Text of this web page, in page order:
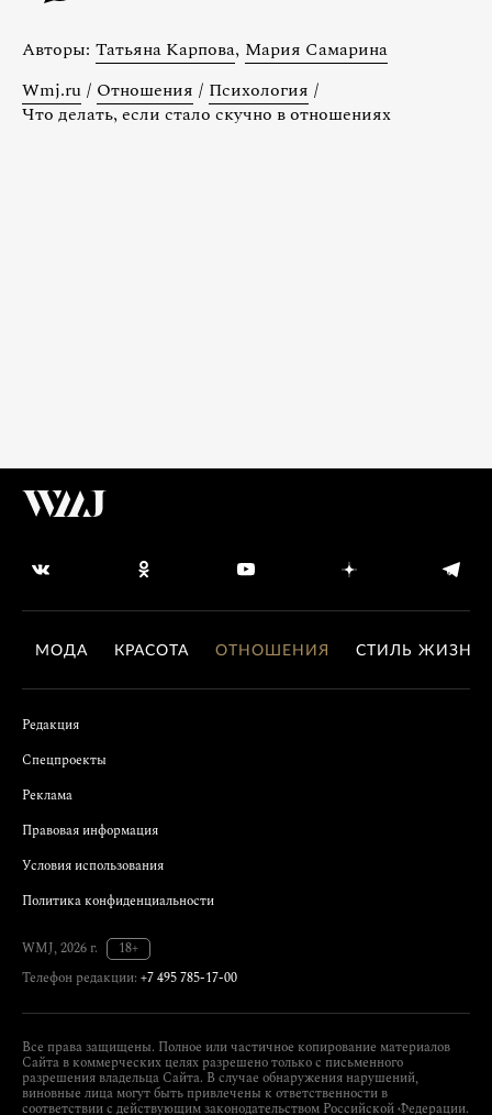
Авторы: Татьяна Карпова, Мария Самарина
Wmj.ru / Отношения / Психология /
Что делать, если стало скучно в отношениях
МОДА КРАСОТА ОТНОШЕНИЯ СТИЛЬ ЖИЗНИ
Редакция
Спецпроекты
Реклама
Правовая информация
Условия использования
Политика конфиденциальности
WMJ, 2026 г.
18+
Телефон редакции: +7 495 785-17-00
Все права защищены. Полное или частичное копирование материалов
Сайта в коммерческих целях разрешено только с письменного
разрешения владельца Сайта. В случае обнаружения нарушений,
виновные лица могут быть привлечены к ответственности в
соответствии с действующим законодательством Российской Федерации.